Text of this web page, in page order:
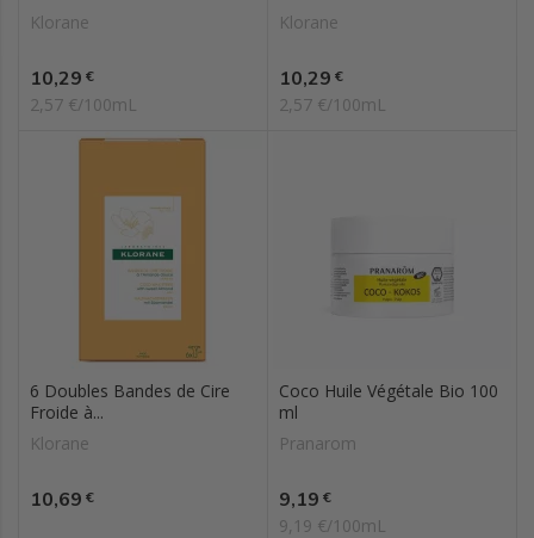
Klorane
Prix
10,29 €
2,57 €/100mL
Klorane
Prix
10,29 €
2,57 €/100mL
6 Doubles Bandes de Cire
Froide à...
Klorane
Prix
10,69 €
Coco Huile Végétale Bio 100
ml
Pranarom
Prix
9,19 €
9,19 €/100mL